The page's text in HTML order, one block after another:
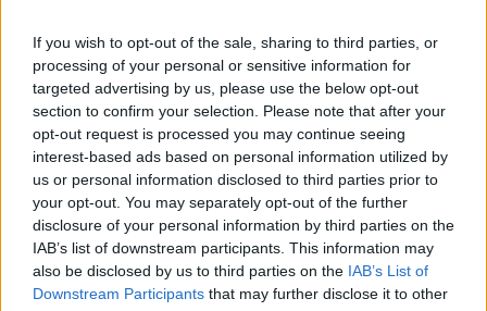
If you wish to opt-out of the sale, sharing to third parties, or
processing of your personal or sensitive information for
targeted advertising by us, please use the below opt-out
section to confirm your selection. Please note that after your
opt-out request is processed you may continue seeing
interest-based ads based on personal information utilized by
us or personal information disclosed to third parties prior to
your opt-out. You may separately opt-out of the further
disclosure of your personal information by third parties on the
IAB’s list of downstream participants. This information may
also be disclosed by us to third parties on the IAB’s List of
Downstream Participants that may further disclose it to other
giorni del mese, raggiungerai un obiettivo importante, i giorni 5-6
giugno con la Luna nel tuo segno saranno importanti per il tuo
successo, agevolati dala congiunzione Mercurio-Giove. Il 2 giugno
per i nativi dell’ultimo decade del segno è probabile un po’ di litigio,
ci saranno cose, di cui non eri a conoscenza prima. Nella seconda
settimana di giugno dovrai stare attento agli impegni lavorativi, se
hai un’azienda. L’entrata di Mercurio in Leone a fine giugno ti sará
a favore, potrai contare sul pianeta dell’intelligenza e della
comunicazione. Marte sará in una posizione non proprio ottima
dopo metá giugno, ti terrebbe in stand-by, ma tu potrai basarti alla
tua intelligenza, per superare questa fase. Urano da luglio sará in
una buona posizione per te, il pianeta dell’imprevisto è buono ad